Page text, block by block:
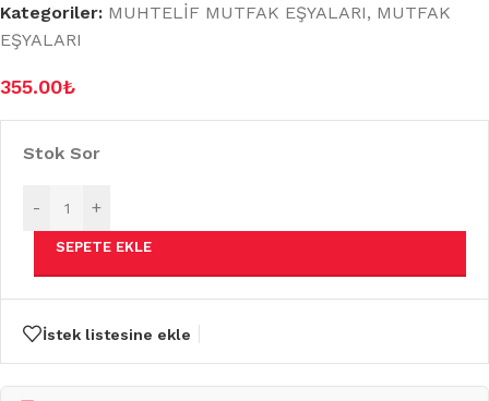
Kategoriler: MUHTELİF MUTFAK EŞYALARI, MUTFAK
EŞYALARI
355.00₺
Stok Sor
- +
SEPETE EKLE
İstek listesine ekle